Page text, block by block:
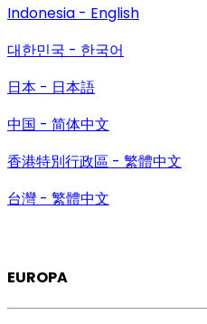
Indonesia - English
대한민국 - 한국어
日本 - 日本語
中国 - 简体中文
香港特別行政區 - 繁體中文
台灣 - 繁體中文
EUROPA